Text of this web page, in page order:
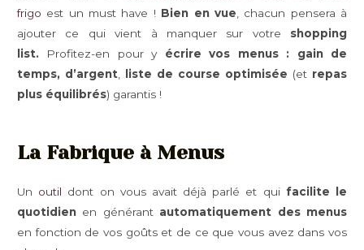
frigo est un must have ! Bien en vue , chacun pensera à
ajouter ce qui vient à manquer sur votre shopping
list. Profitez-en pour y écrire vos menus :
gain de
temps, d’argent
liste de course optimisée (et repas
plus équilibrés) garantis !
La Fabrique à Menus
Un outil dont on vous avait déjà parlé et qui facilite le
quotidien en générant automatiquement des menus
en fonction de vos goûts et de ce que vous avez dans vos